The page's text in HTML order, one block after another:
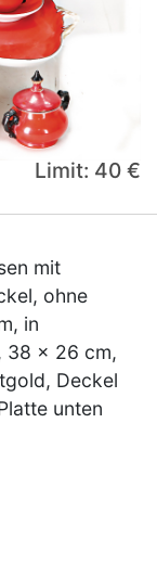
Limit: 40 €
mit
ohne
in
38 x 26 cm,
Deckel
unten